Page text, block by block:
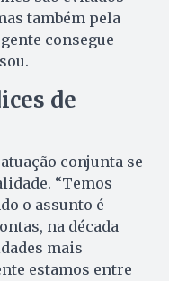
também pela
consegue
de
conjunta se
“Temos
o assunto é
na década
mais
estamos entre